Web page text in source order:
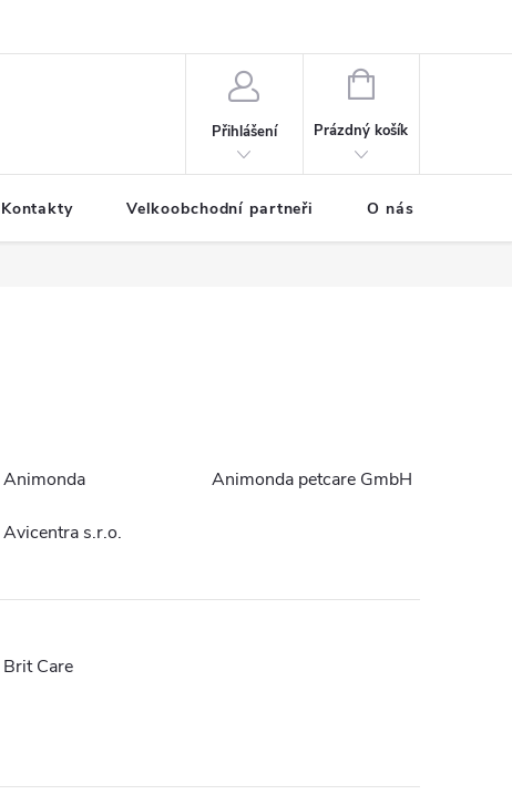
Přihlášení
NÁKUPNÍ
Prázdný košík
Kontakty Velkoobchodní partneři O nás
Animonda Animonda petcare GmbH
Avicentra s.r.o.
Brit Care